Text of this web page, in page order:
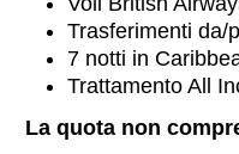
Trasferimenti da/
7 notti in
Trattamento All
La quota non